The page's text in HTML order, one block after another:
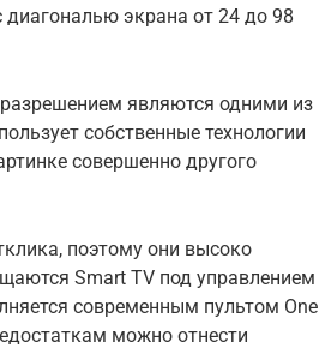
экрана от 24 до 98
являются одними из
собственные технологии
совершенно другого
поэтому они высоко
Smart TV под управлением
современным пультом One
можно отнести